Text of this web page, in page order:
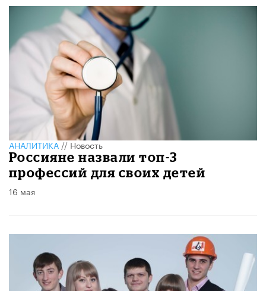
АНАЛИТИКА//Новость
Россияне назвали топ-3
профессий для своих детей
16 мая